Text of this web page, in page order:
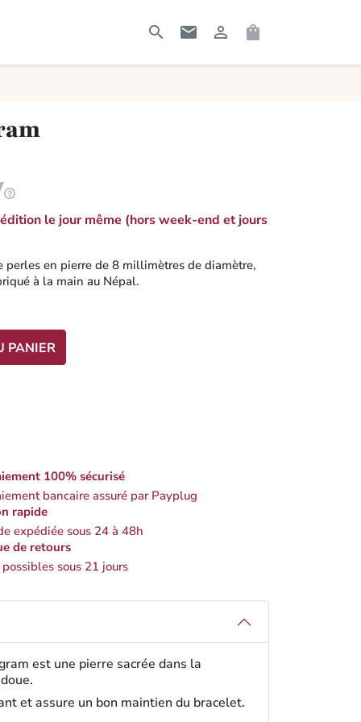
   
le jour même (hors week-end et jours
perles en pierre de 8 millimètres de diamètre,
à la main au Népal.
PANIER
100% sécurisé
bancaire assuré par Payplug
rapide
expédiée sous 24 à 48h
de retours
possibles sous 21 jours
est une pierre sacrée dans la
et assure un bon maintien du bracelet.